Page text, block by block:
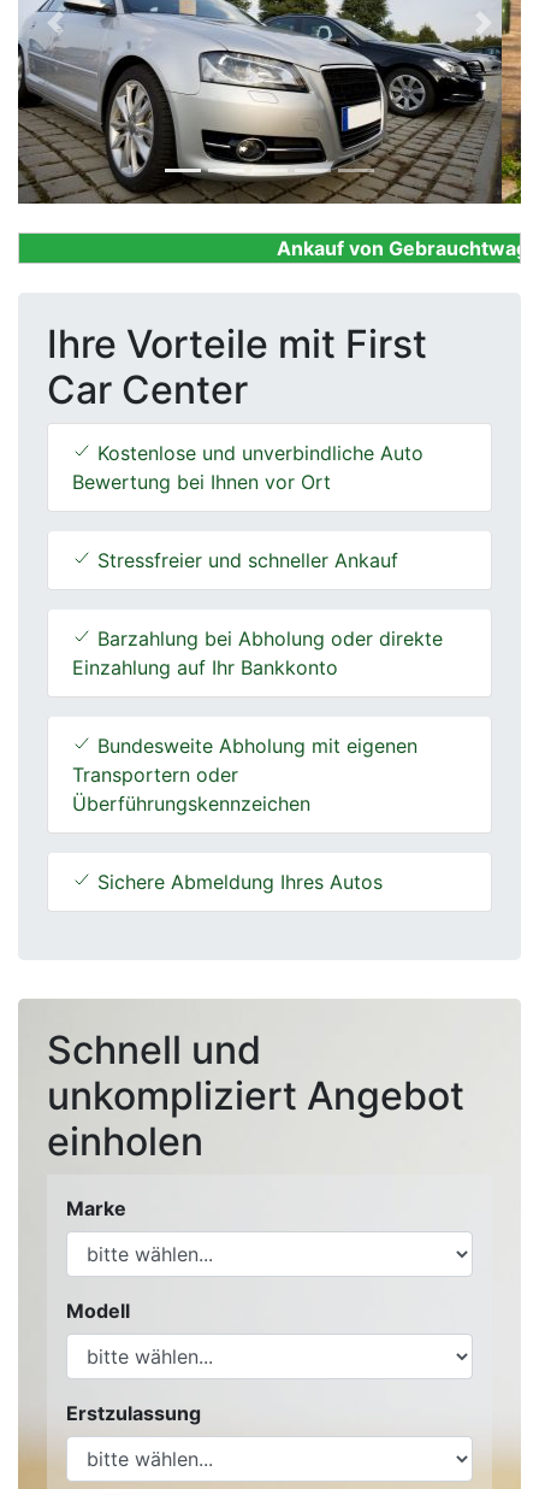
Previous Next
Ankauf von
Ihre Vorteile mit First
Car Center
Kostenlose und unverbindliche Auto
Bewertung bei Ihnen vor Ort
Stressfreier und schneller Ankauf
Barzahlung bei Abholung oder direkte
Einzahlung auf Ihr Bankkonto
Bundesweite Abholung mit eigenen
Transportern oder
Überführungskennzeichen
Sichere Abmeldung Ihres Autos
Schnell und
unkompliziert Angebot
einholen
Marke
Modell
Erstzulassung